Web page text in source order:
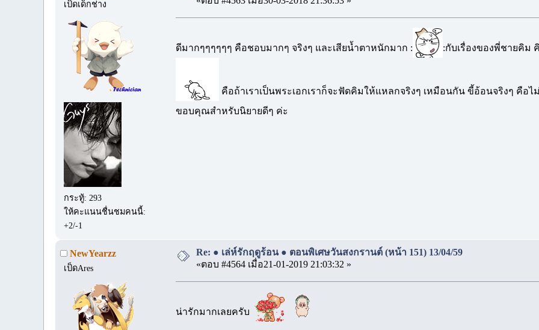
เป็ดเด็กช่าง
กระทู้: 293
ให้คะแนนชื่นชมคนนี้:
+2/-1
ดีมากๆๆๆๆๆๆ คือชอบมากๆ จริงๆ และเสียน้ำตาหนักมาก : :กับเรื่องของพี่ชายคิม
คือถ้าเราเป็นพระเอกเราก็จะฟัดคิมให้แหลกจริงๆ เหมือนกัน ขี้อ้อนจริงๆ คือ
ขอบคุณสำหรับนิยายดีๆ ค่ะ
NewYearzz
เป็ดAres
Re: ● เล่ห์รักฤดูร้อน ● ตอนพิเศษวันสงกรานต์ (หน้า 151) 13/04/59
«ตอบ #4564 เมื่อ21-01-2019 21:03:32 »
น่ารักมากเลยครับ